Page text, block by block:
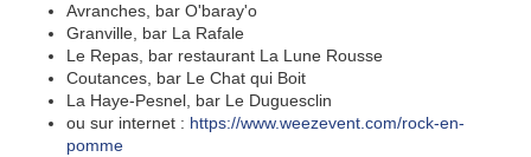
Avranches, bar O'baray'o
Granville, bar La Rafale
Le Repas, bar restaurant La Lune Rousse
Coutances, bar Le Chat qui Boit
La Haye-Pesnel, bar Le Duguesclin
ou sur internet : https://www.weezevent.com/rock-en-
pomme